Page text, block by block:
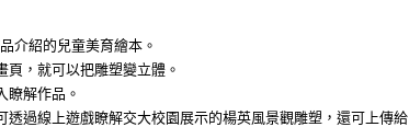
介紹的兒童美育繪本。
，就可以把雕塑變立體。
瞭解作品。
過線上遊戲瞭解交大校園展示的楊英風景觀雕塑，還可上傳給